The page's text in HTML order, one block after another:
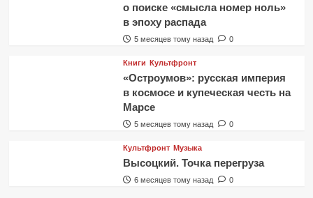
о поиске «смысла номер ноль»
в эпоху распада
5 месяцев тому назад 0
Книги Культфронт
«Остроумов»: русская империя
в космосе и купеческая честь на
Марсе
5 месяцев тому назад 0
Культфронт Музыка
Высоцкий. Точка перегруза
6 месяцев тому назад 0